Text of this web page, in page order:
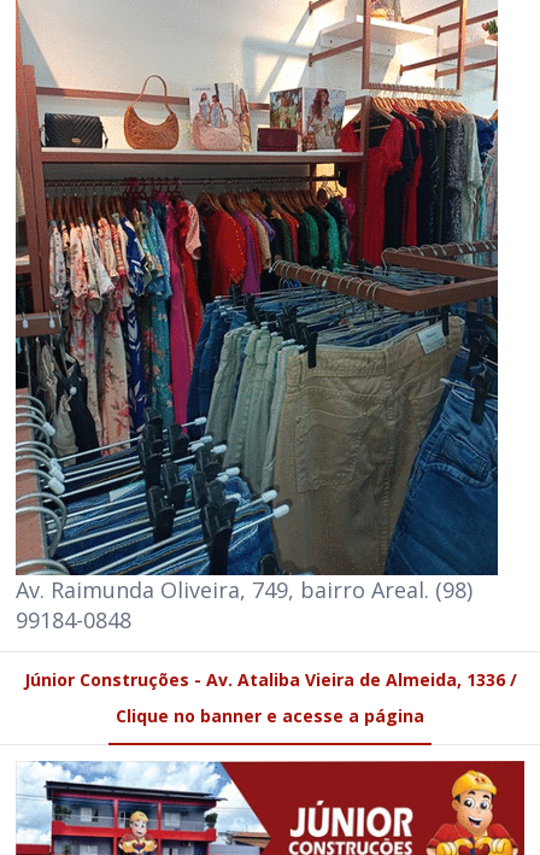
Av. Raimunda Oliveira, 749, bairro Areal. (98)
99184-0848
Júnior Construções - Av. Ataliba Vieira de Almeida, 1336 /
Clique no banner e acesse a página